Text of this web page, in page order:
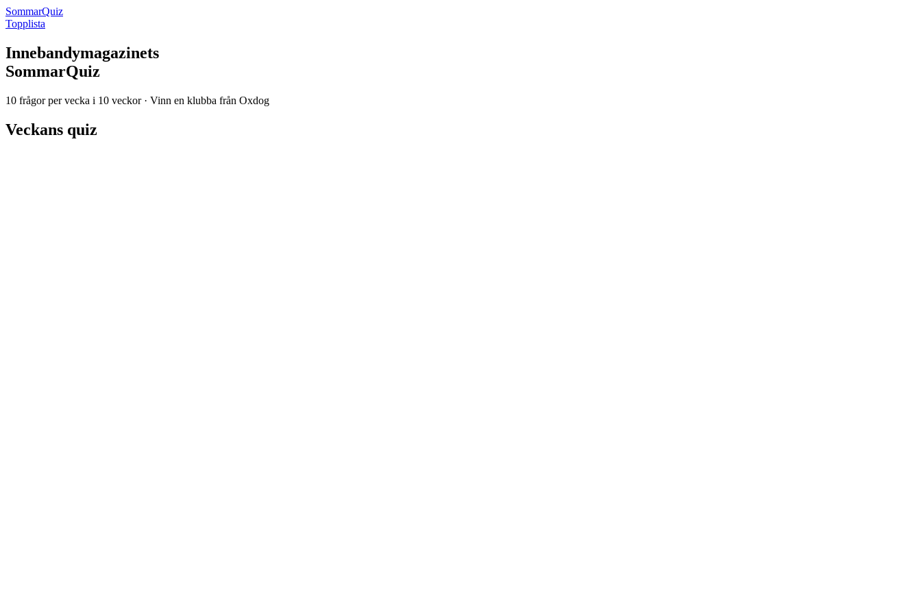
SommarQuiz
Topplista
Innebandymagazinets
SommarQuiz
10 frågor per vecka i 10 veckor · Vinn en klubba från Oxdog
Veckans quiz